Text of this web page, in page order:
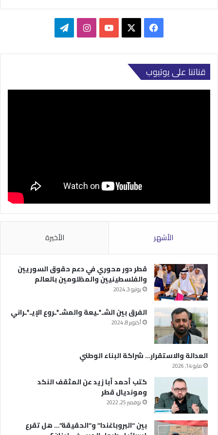
فيسبوك ‫YouTubeانستقرامتيلقرام
قناتنا على يوتيوب
الأشهر الأخيرة
قطر دور محوري في دعم حقوق السوريين
والفلسطينيين والمظلومين بالعالم
يوليو 3, 2024
الفرق بين الشـ*ـيعة والمشـ*ـروع الإيـ*ـراني
أكتوبر 8, 2024
العدالة والاستقرار… شراكة البناء الوطني
مايو 14, 2026
كتب أحمد أبا زيد عن المثقف النكد
ومونديال قطر
نوفمبر 25, 2022
بين “البروباغندا” و”الحقيقة”… هل تقرع